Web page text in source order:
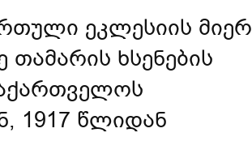
ეკლესიის მიერ
ხსენების
1917 წლიდან